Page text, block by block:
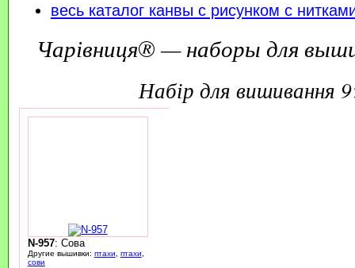
весь каталог канвы с рисунком с
Чарівниця® — наборы для
набір для вишивання
N-957: Сова
Другие вышивки: птахи птахи
сови